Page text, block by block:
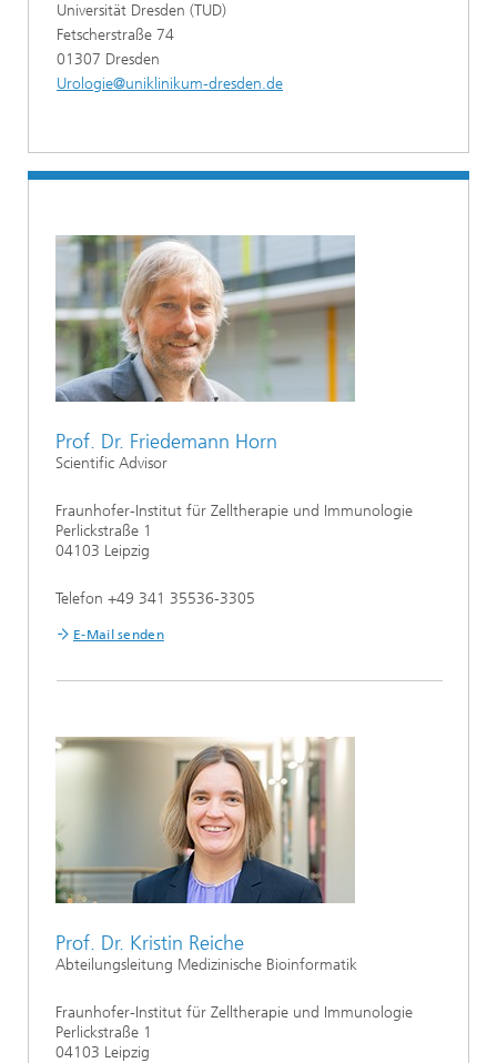
Universität Dresden (TUD)
Fetscherstraße 74
01307 Dresden
Urologie@uniklinikum-dresden.de
Prof. Dr. Friedemann Horn
Scientific Advisor
Fraunhofer-Institut für Zelltherapie und Immunologie
Perlickstraße 1
04103 Leipzig
Telefon +49 341 35536-3305
E-Mail senden
Prof. Dr. Kristin Reiche
Abteilungsleitung Medizinische Bioinformatik
Fraunhofer-Institut für Zelltherapie und Immunologie
Perlickstraße 1
04103 Leipzig